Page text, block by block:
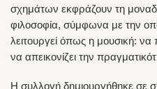
σχημάτων εκφράζουν τη
φιλοσοφία, σύμφωνα με την
λειτουργεί όπως η μουσική:
να απεικονίζει την
Η συλλογή δημιουργήθηκε σε